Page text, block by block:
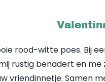
rood-witte poes. Bij
rustig benadert en
vriendinnetje. Samen